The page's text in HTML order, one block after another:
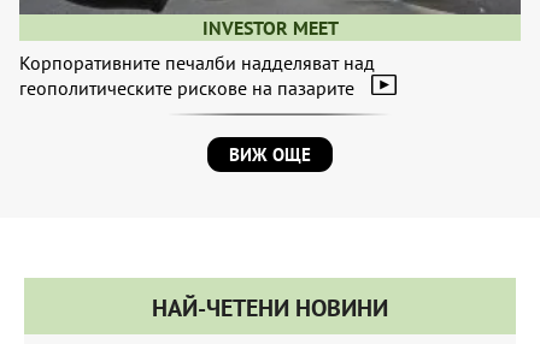
INVESTOR MEET
Корпоративните печалби надделяват над
геополитическите рискове на пазарите
ВИЖ ОЩЕ
НАЙ-ЧЕТЕНИ НОВИНИ